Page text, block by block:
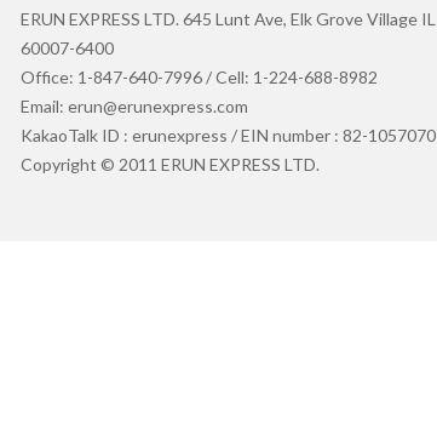
ERUN EXPRESS LTD. 645 Lunt Ave, Elk Grove Village IL
60007-6400
Office: 1-847-640-7996 / Cell: 1-224-688-8982
Email: erun@erunexpress.com
KakaoTalk ID : erunexpress / EIN number : 82-1057070
Copyright © 2011 ERUN EXPRESS LTD.